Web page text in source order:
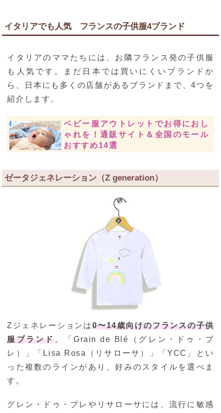
イタリアでも人気 フランスの子供服4ブランド
イタリアのママたちには、お隣フランス発の子供服
も人気です。まだ日本では買いにくいブランドか
ら、日本にも多くの店舗があるブランドまで、4つを
紹介します。
ベビー服アウトレットでお得におし
ゃれを！通販サイト＆全国のモール
おすすめ14選
ゼータジェネレーション（Z generation）
Zジェネレーションは0〜14歳向けのフランスの子供
服ブランド。「Grain de Blé（グレン・ドゥ・ブ
レ）」「Lisa Rosa（リサローサ）」「YCC」とい
った複数のラインがあり、好みのスタイルを選べま
す。
グレン・ドゥ・ブレやリサローサには、流行に敏感